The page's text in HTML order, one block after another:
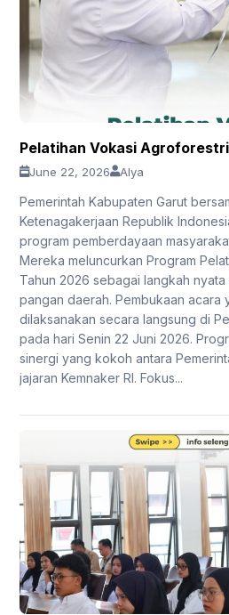
Pelatihan Vokasi
June 22, 2026 Alya
Pemerintah Kabupaten Garut
Ketenagakerjaan Republik
program pemberdayaan
Mereka meluncurkan Program
Tahun 2026 sebagai langkah
pangan daerah. Pembukaan acara
dilaksanakan secara langsung di
pada hari Senin 22 Juni 2026.
sinergi yang kokoh antara
jajaran Kemnaker RI. Fokus...